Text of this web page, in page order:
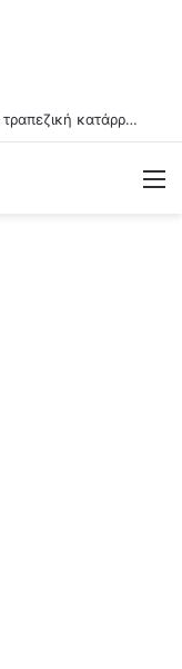
Συναγερμός για κραχ τύπου 1929 και τραπεζική κατάρρευση